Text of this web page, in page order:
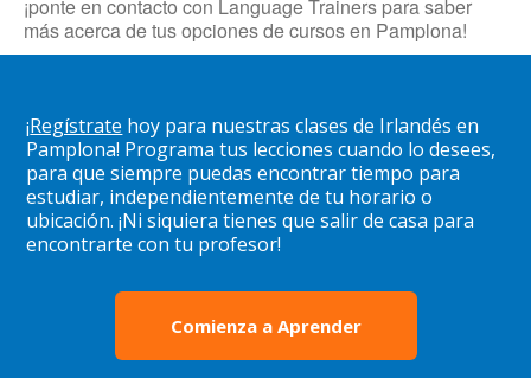
¡ponte en contacto con Language Trainers para saber
más acerca de tus opciones de cursos en Pamplona!
¡Regístrate hoy para nuestras clases de Irlandés en
Pamplona! Programa tus lecciones cuando lo desees,
para que siempre puedas encontrar tiempo para
estudiar, independientemente de tu horario o
ubicación. ¡Ni siquiera tienes que salir de casa para
encontrarte con tu profesor!
Comienza a Aprender